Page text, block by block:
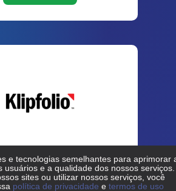
Metrics > Klipfolio
Saiba mais →